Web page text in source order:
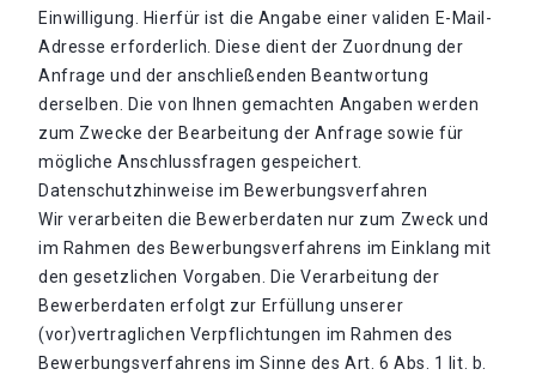
Einwilligung. Hierfür ist die Angabe einer validen E-Mail-
Adresse erforderlich. Diese dient der Zuordnung der
Anfrage und der anschließenden Beantwortung
derselben. Die von Ihnen gemachten Angaben werden
zum Zwecke der Bearbeitung der Anfrage sowie für
mögliche Anschlussfragen gespeichert.
Datenschutzhinweise im Bewerbungsverfahren
Wir verarbeiten die Bewerberdaten nur zum Zweck und
im Rahmen des Bewerbungsverfahrens im Einklang mit
den gesetzlichen Vorgaben. Die Verarbeitung der
Bewerberdaten erfolgt zur Erfüllung unserer
(vor)vertraglichen Verpflichtungen im Rahmen des
Bewerbungsverfahrens im Sinne des Art. 6 Abs. 1 lit. b.